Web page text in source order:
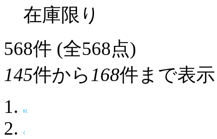
在庫限り
568件 (全568点)
145件から 168件まで表示